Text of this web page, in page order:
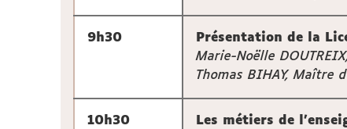
9h30
Présentation de la
Marie-Noëlle
Thomas BIHAY, Maître
10h30
Les métiers de